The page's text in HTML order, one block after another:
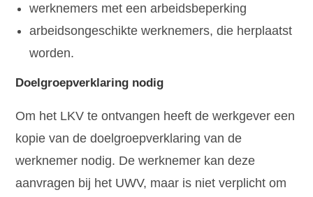
werknemers met een arbeidsbeperking
arbeidsongeschikte werknemers, die herplaatst
worden.
Doelgroepverklaring nodig
Om het LKV te ontvangen heeft de werkgever een
kopie van de doelgroepverklaring van de
werknemer nodig. De werknemer kan deze
aanvragen bij het UWV, maar is niet verplicht om